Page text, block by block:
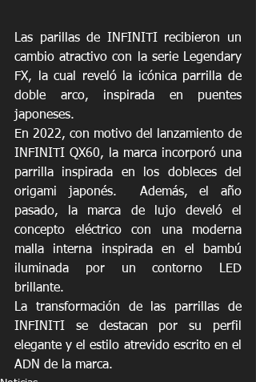
Las parillas de INFINITI recibieron un
cambio atractivo con la serie Legendary
FX, la cual reveló la icónica parrilla de
doble arco, inspirada en puentes
japoneses.
En 2022, con motivo del lanzamiento de
INFINITI QX60, la marca incorporó una
parrilla inspirada en los dobleces del
origami japonés.  Además, el año
pasado, la marca de lujo develó el
concepto eléctrico con una moderna
malla interna inspirada en el bambú
iluminada por un contorno LED
brillante.
La transformación de las parrillas de
INFINITI se destacan por su perfil
elegante y el estilo atrevido escrito en el
ADN de la marca.